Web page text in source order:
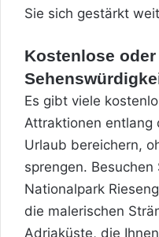
Sie sich gestärkt
Kostenlose
Es gibt viele
Attraktionen entlang
Urlaub bereichern,
sprengen.
Nationalpark
die malerischen
Adriaküste, die